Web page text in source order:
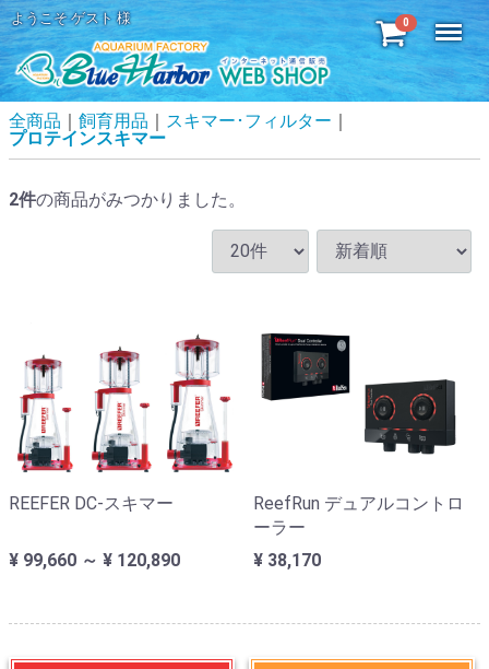
0
ようこそ ゲスト 様 Menu
全商品 飼育用品
スキマー･フィルター
プロテインスキマー
2件の商品がみつかりました。
REEFER DC-スキマー
¥ 99,660 ～ ¥ 120,890
ReefRun デュアルコントロ
ーラー
¥ 38,170